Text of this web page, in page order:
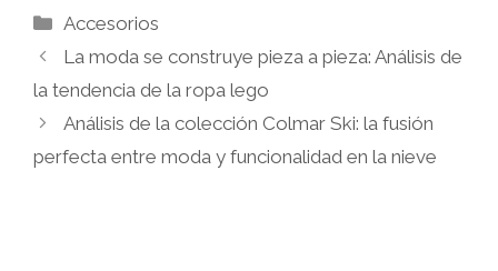
Categorías
Accesorios
La moda se construye pieza a pieza: Análisis de
la tendencia de la ropa lego
Análisis de la colección Colmar Ski: la fusión
perfecta entre moda y funcionalidad en la nieve